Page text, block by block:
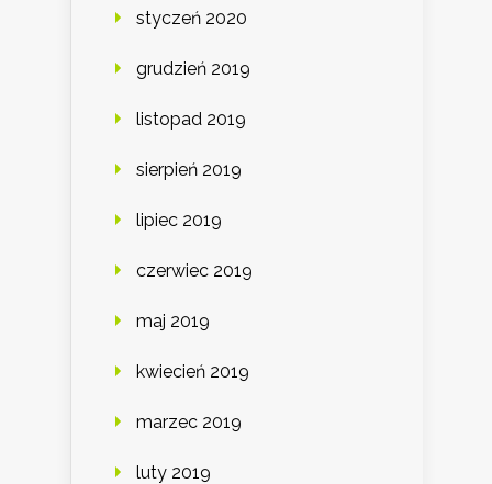
styczeń 2020
grudzień 2019
listopad 2019
sierpień 2019
lipiec 2019
czerwiec 2019
maj 2019
kwiecień 2019
marzec 2019
luty 2019